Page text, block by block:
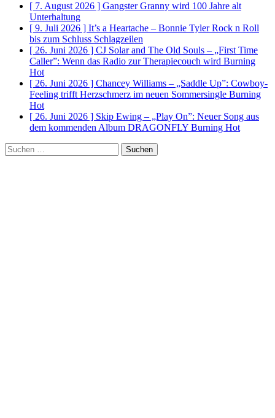
[ 7. August 2026 ] Gangster Granny wird 100 Jahre alt
Unterhaltung
[ 9. Juli 2026 ] It’s a Heartache – Bonnie Tyler Rock n Roll
bis zum Schluss Schlagzeilen
[ 26. Juni 2026 ] CJ Solar and The Old Souls – „First Time
Caller”: Wenn das Radio zur Therapiecouch wird Burning
Hot
[ 26. Juni 2026 ] Chancey Williams – „Saddle Up”: Cowboy-
Feeling trifft Herzschmerz im neuen Sommersingle Burning
Hot
[ 26. Juni 2026 ] Skip Ewing – „Play On”: Neuer Song aus
dem kommenden Album DRAGONFLY Burning Hot
Suchen
nach: